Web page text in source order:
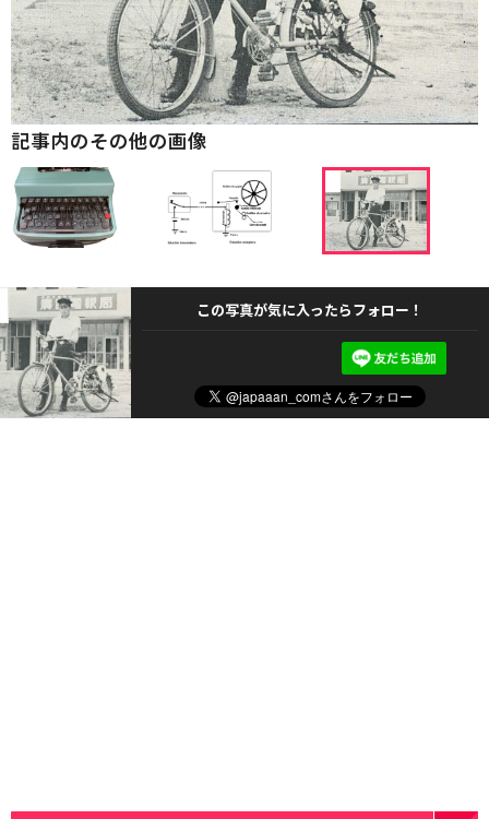
記事内のその他の画像
この写真が気に入ったらフォロー！